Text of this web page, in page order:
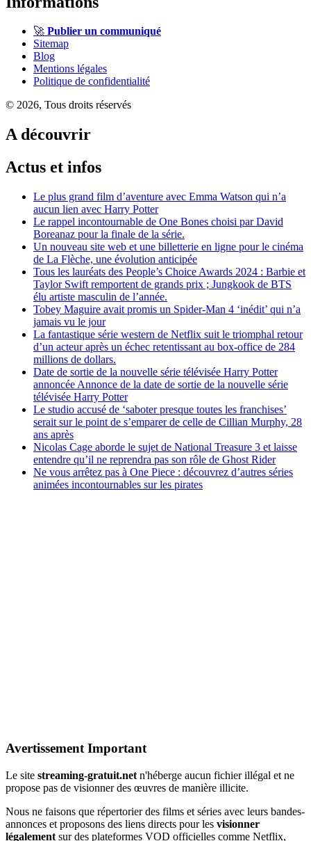
🚀 Publier un communiqué
Sitemap
Blog
Mentions légales
Politique de confidentialité
© 2026, Tous droits réservés
A découvrir
Actus et infos
Le plus grand film d’aventure avec Emma Watson qui n’a
aucun lien avec Harry Potter
Le rappel incontournable de One Bones choisi par David
Boreanaz pour la finale de la série.
Un nouveau site web et une billetterie en ligne pour le cinéma
de La Flèche, une évolution anticipée
Tous les lauréats des People’s Choice Awards 2024 : Barbie et
Taylor Swift remportent de grands prix ; Jungkook de BTS
élu artiste masculin de l’année.
Tobey Maguire avait promis un Spider-Man 4 ‘inédit’ qui n’a
jamais vu le jour
La fantastique série western de Netflix suit le triomphal retour
d’un acteur après un échec retentissant au box-office de 284
millions de dollars.
Date de sortie de la nouvelle série télévisée Harry Potter
annoncée Annonce de la date de sortie de la nouvelle série
télévisée Harry Potter
Le studio accusé de ‘saboter presque toutes les franchises’
serait sur le point de s’emparer de celle de Cillian Murphy, 28
ans après
Nicolas Cage aborde le sujet de National Treasure 3 et laisse
entendre qu’il ne reprendra pas son rôle de Ghost Rider
Ne vous arrêtez pas à One Piece : découvrez d’autres séries
animées incontournables sur les pirates
Avertissement Important
Le site streaming-gratuit.net n'héberge aucun fichier illégal et ne
propose pas de visionner des œuvres de manière illicite.
Nous ne faisons que répertorier des films et séries avec leurs bandes-
annonces et proposons des liens directs pour les visionner
légalement sur des plateformes VOD officielles comme Netflix,